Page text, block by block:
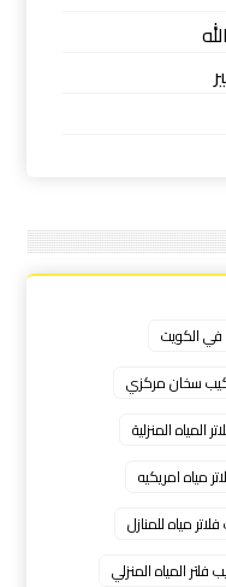
الكويت
سخان مركزي
المياه المنزلية
مياه امريكيه
مياه للمنازل
فلتر المياه المنزلي